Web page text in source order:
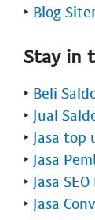
‣ Blog
Stay in
‣ Beli
‣ Jual
‣ Jasa top
‣ Jasa
‣ Jasa
‣ Jasa